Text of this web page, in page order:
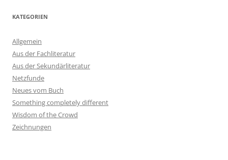
KATEGORIEN
Allgemein
Aus der Fachliteratur
Aus der Sekundärliteratur
Netzfunde
Neues vom Buch
Something completely different
Wisdom of the Crowd
Zeichnungen